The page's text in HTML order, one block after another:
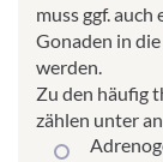
muss ggf.
Gonaden in
werden.
Zu den häufig
zählen unter